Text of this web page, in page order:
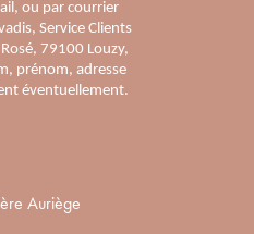
ou par courrier
Service Clients
79100 Louzy,
prénom, adresse
éventuellement.
Auriège